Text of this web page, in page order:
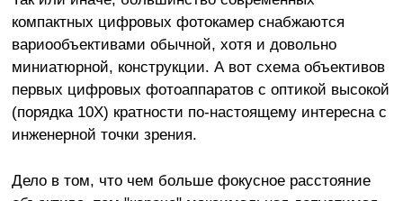
компактных цифровых фотокамер снабжаются
вариообъективами обычной, хотя и довольно
миниатюрной, конструкции. А вот схема объективов
первых цифровых фотоаппаратов с оптикой высокой
(порядка 10Х) кратности по-настоящему интересна с
инженерной точки зрения.
Дело в том, что чем больше фокусное расстояние